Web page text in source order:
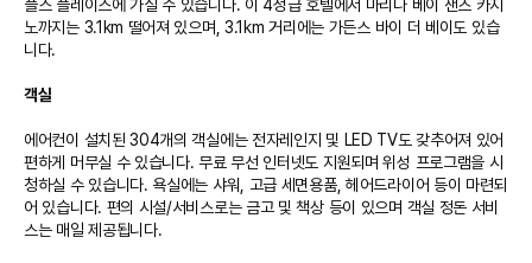
플스 플레이스에 가실 수 있습니다. 이 4성급 호텔에서 마리나 베이 샌즈 카지
노까지는 3.1km 떨어져 있으며, 3.1km 거리에는 가든스 바이 더 베이도 있습
니다.
객실
에어컨이 설치된 304개의 객실에는 전자레인지 및 LED TV도 갖추어져 있어
편하게 머무실 수 있습니다. 무료 무선 인터넷도 지원되며 위성 프로그램을 시
청하실 수 있습니다. 욕실에는 샤워, 고급 세면용품, 헤어드라이어 등이 마련되
어 있습니다. 편의 시설/서비스로는 금고 및 책상 등이 있으며 객실 정돈 서비
스는 매일 제공됩니다.